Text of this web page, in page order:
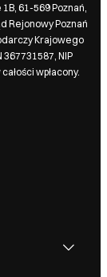
61-569 Poznań,
Rejonowy Poznań
Krajowego
367731587, NIP
wpłacony.